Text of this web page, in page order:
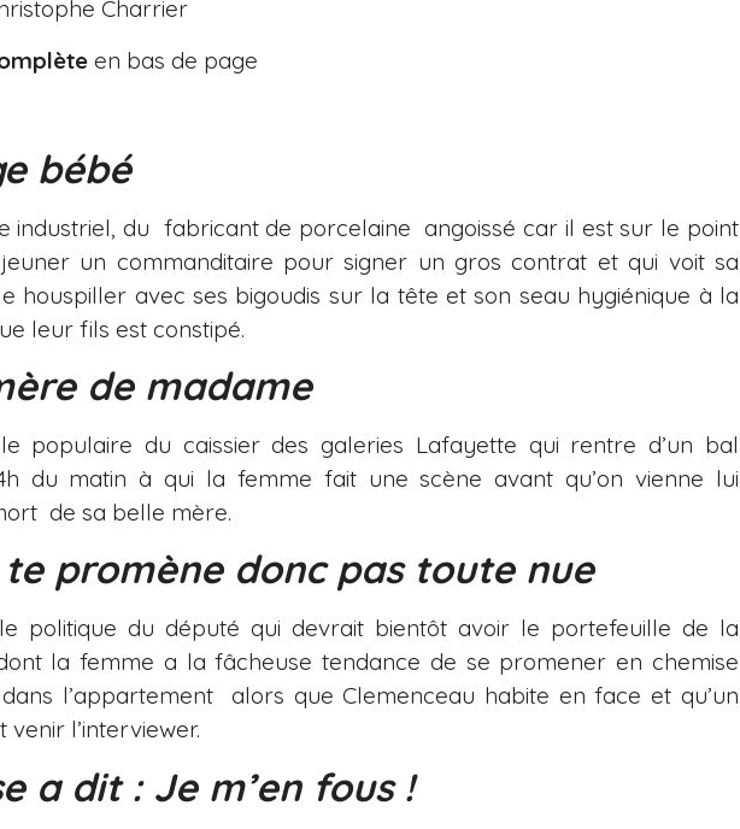
Charrier
en bas de page
bébé
industriel, du fabricant de porcelaine angoissé car il est sur le point
un commanditaire pour signer un gros contrat et qui voit sa
houspiller avec ses bigoudis sur la tête et son seau hygiénique à la
leur fils est constipé.
de madame
populaire du caissier des galeries Lafayette qui rentre d’un bal
du matin à qui la femme fait une scène avant qu’on vienne lui
de sa belle mère.
te promène donc pas toute nue
politique du député qui devrait bientôt avoir le portefeuille de la
la femme a la fâcheuse tendance de se promener en chemise
l’appartement alors que Clemenceau habite en face et qu’un
venir l’interviewer.
a dit : Je m’en fous !